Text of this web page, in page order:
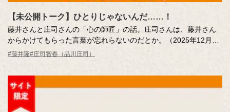
【未公開トーク】ひとりじゃないんだ……！
藤井さんと庄司さんの「心の師匠」の話。庄司さんは、藤井さん
からかけてもらった言葉が忘れらないのだとか。（2025年12月19
日分未公開トーク）
#藤井隆#庄司智春（品川庄司）